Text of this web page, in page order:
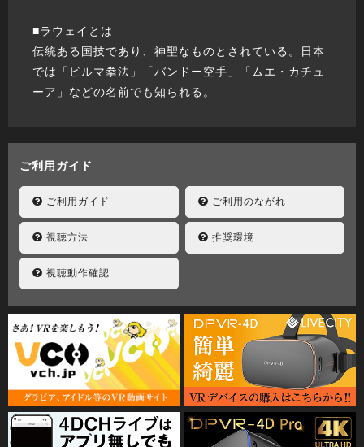
■ラウェイとは
伝統ある国技であり、神聖なものとされている。日本
では「ビルマ拳法」「バンドー空手」「ムエ・カチュ
ーア」などの名前でも知られる。
ご利用ガイド
ご利用ガイド ご利用のながれ
視聴方法 推奨環境
視聴動作確認